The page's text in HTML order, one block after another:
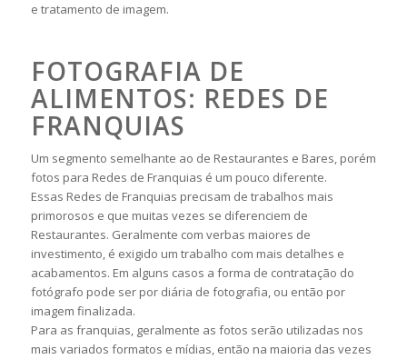
e tratamento de imagem.
FOTOGRAFIA DE
ALIMENTOS: REDES DE
FRANQUIAS
Um segmento semelhante ao de Restaurantes e Bares, porém
fotos para Redes de Franquias é um pouco diferente.
Essas Redes de Franquias precisam de trabalhos mais
primorosos e que muitas vezes se diferenciem de
Restaurantes. Geralmente com verbas maiores de
investimento, é exigido um trabalho com mais detalhes e
acabamentos. Em alguns casos a forma de contratação do
fotógrafo pode ser por diária de fotografia, ou então por
imagem finalizada.
Para as franquias, geralmente as fotos serão utilizadas nos
mais variados formatos e mídias, então na maioria das vezes